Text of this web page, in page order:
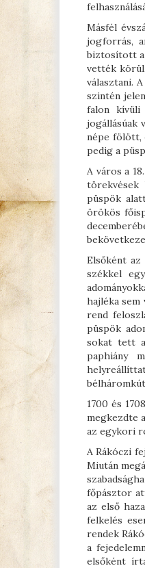
Másfél
jogforrás,
biztosított a
vették
választani.
szintén
falon kívüli
jogállásúak
népe fölött,
pedig a
A város a
törekvések
püspök
örökös
Elsőként
székkel
hajléka
rend
püspök
sokat tett
paphiány
1700 és
megkezdte
az egykori
A Rákóczi
Miután
főpásztor
az első
felkelés
rendek
a
elsőként